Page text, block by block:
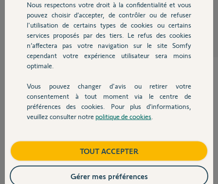
Chauffage
Autres produits
Devis avec un pro
Contact
MICKAEL F.
Participer au fil de discussion
Bonjour Mickael,
C'est vous qui me dites si vous préférez supprimer ce compte.
Ensuite, il faudra donc recréer votre compte.
J'attends votre retour pour faire cette suppression si vous la souhaitez.
Nous respectons votre droit à la confidentialité et vous
pouvez choisir d’accepter, de contrôler ou de refuser
l'utilisation de certains types de cookies ou certains
services proposés par des tiers. Le refus des cookies
n’affectera pas votre navigation sur le site Somfy
cependant votre expérience utilisateur sera moins
optimale.
Vous pouvez changer d'avis ou retirer votre
consentement à tout moment via le centre de
préférences des cookies. Pour plus d’informations,
veuillez consulter notre politique de cookies
TOUT ACCEPTER
Gérer mes préférences